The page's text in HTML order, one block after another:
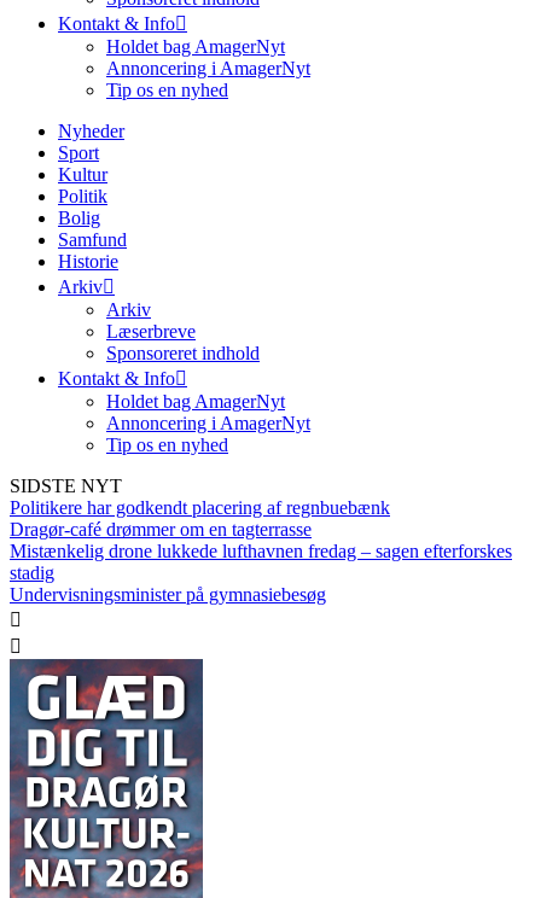
Kontakt & Info
Holdet bag AmagerNyt
Annoncering i AmagerNyt
Tip os en nyhed
Nyheder
Sport
Kultur
Politik
Bolig
Samfund
Historie
Arkiv
Arkiv
Læserbreve
Sponsoreret indhold
Kontakt & Info
Holdet bag AmagerNyt
Annoncering i AmagerNyt
Tip os en nyhed
SIDSTE NYT
Politikere har godkendt placering af regnbuebænk
Dragør-café drømmer om en tagterrasse
Mistænkelig drone lukkede lufthavnen fredag – sagen efterforskes
stadig
Undervisningsminister på gymnasiebesøg